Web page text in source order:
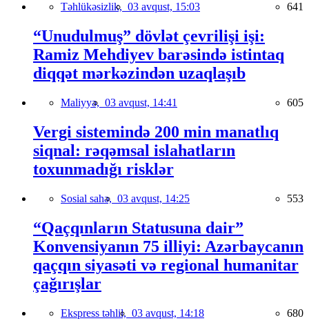
Təhlükəsizlik, 03 avqust, 15:03 641
“Unudulmuş” dövlət çevrilişi işi:
Ramiz Mehdiyev barəsində istintaq
diqqət mərkəzindən uzaqlaşıb
Maliyyə, 03 avqust, 14:41 605
Vergi sistemində 200 min manatlıq
siqnal: rəqəmsal islahatların
toxunmadığı risklər
Sosial sahə, 03 avqust, 14:25 553
“Qaçqınların Statusuna dair”
Konvensiyanın 75 illiyi: Azərbaycanın
qaçqın siyasəti və regional humanitar
çağırışlar
Ekspress təhlil, 03 avqust, 14:18 680